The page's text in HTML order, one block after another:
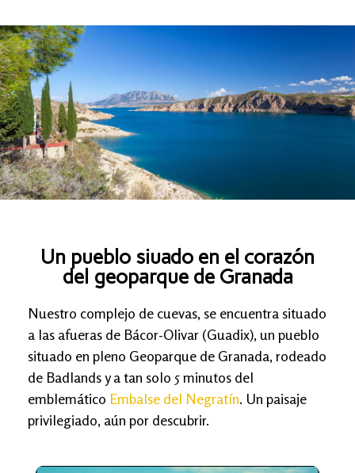
Un pueblo siuado en el corazón
del geoparque de Granada
Nuestro complejo de cuevas, se encuentra situado
a las afueras de Bácor-Olivar (Guadix), un pueblo
situado en pleno Geoparque de Granada, rodeado
de Badlands y a tan solo 5 minutos del
emblemático Embalse del Negratín. Un paisaje
privilegiado, aún por descubrir.